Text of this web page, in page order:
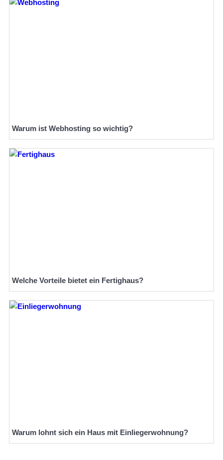
Warum ist Webhosting so wichtig?
Welche Vorteile bietet ein Fertighaus?
Warum lohnt sich ein Haus mit Einliegerwohnung?